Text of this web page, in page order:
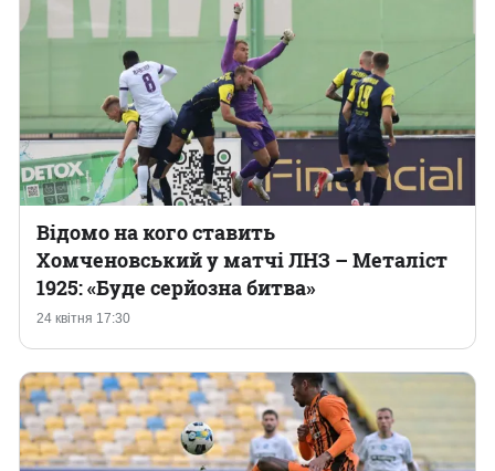
24 квітня 17:30
Відомо на кого ставить
Хомченовський у матчі ЛНЗ – Металіст
1925: «Буде серйозна битва»